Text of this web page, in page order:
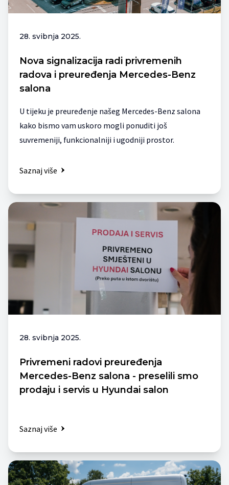
28. svibnja 2025.
Nova signalizacija radi privremenih
radova i preuređenja Mercedes-Benz
salona
U tijeku je preuređenje našeg Mercedes-Benz salona
kako bismo vam uskoro mogli ponuditi još
suvremeniji, funkcionalniji i ugodniji prostor.
Saznaj više
28. svibnja 2025.
Privremeni radovi preuređenja
Mercedes-Benz salona - preselili smo
prodaju i servis u Hyundai salon
Saznaj više